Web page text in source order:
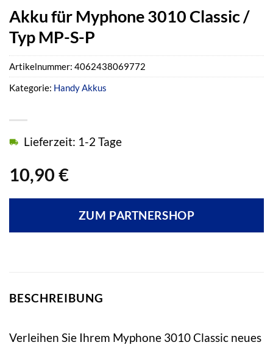
Akku für Myphone 3010 Classic /
Typ MP-S-P
10,90 €
Lieferzeit: 1-2 Tage
ZUM PARTNERSHOP
Artikelnummer: 4062438069772
Kategorie: Handy Akkus
BESCHREIBUNG
Verleihen Sie Ihrem Myphone 3010 Classic neues